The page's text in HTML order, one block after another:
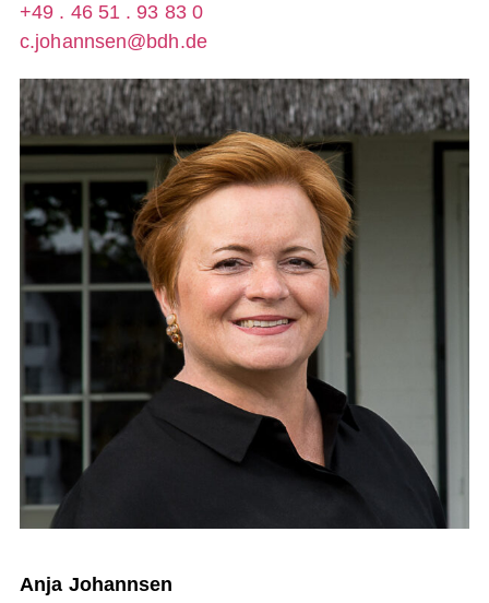
+49 . 46 51 . 93 83 0
c.johannsen@bdh.de
Anja Johannsen